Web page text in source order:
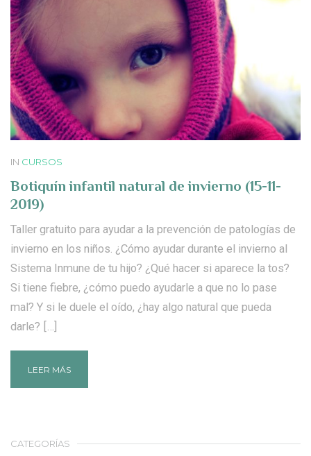
IN CURSOS
Botiquín infantil natural de invierno (15-11-
2019)
Taller gratuito para ayudar a la prevención de patologías de
invierno en los niños. ¿Cómo ayudar durante el invierno al
Sistema Inmune de tu hijo? ¿Qué hacer si aparece la tos?
Si tiene fiebre, ¿cómo puedo ayudarle a que no lo pase
mal? Y si le duele el oído, ¿hay algo natural que pueda
darle? […]
LEER MÁS
CATEGORÍAS